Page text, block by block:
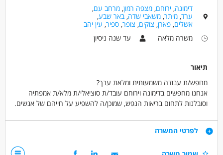
דימונה,ירוחם,מצפה רמון,מרחב עם,
ערד,מיתר,משאבי שדה,באר שבע,
אשלים,פארן, צוקים, צופר,ספיר, עין יהב
משרה מלאה
עד שנה ניסיון
תיאור
מחפש/ת עבודה משמעותית ומלאת ערך?
אנחנו מחפשים בדימונה וירוחם עובד/ת סוציאלי/ת מלא/ת אמפתיה
וסובלנות לתחום בריאות הנפש, שמוכן/ה להשפיע על חייהם של אנשים.
תנאים:
דרישות
תואר ראשון בעבודה סוציאלית / ריפוי בעיסוק / תואר שני בפסיכולוגיה
לפרטי המשרה